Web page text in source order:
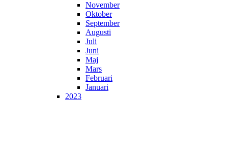
November
Oktober
September
Augusti
Juli
Juni
Maj
Mars
Februari
Januari
2023